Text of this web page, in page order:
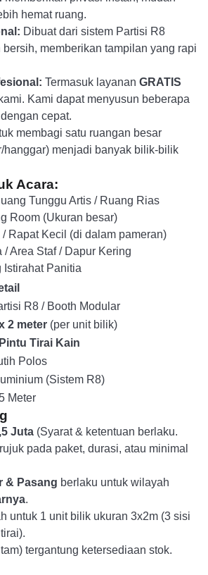
hemat ruang.
Dibuat dari sistem Partisi R8
memberikan tampilan yang rapi
Termasuk layanan GRATIS
Kami dapat menyusun beberapa
cepat.
membagi satu ruangan besar
hanggar) menjadi banyak bilik-bilik
Acara:
Tunggu Artis / Ruang Rias
Room (Ukuran besar)
Rapat Kecil (di dalam pameran)
Area Staf / Dapur Kering
Istirahat Panitia
R8 / Booth Modular
2 meter (per unit bilik)
Tirai Kain
Polos
(Sistem R8)
Meter
Juta (Syarat & ketentuan berlaku.
pada paket, durasi, atau minimal
& Pasang berlaku untuk wilayah
.
untuk 1 unit bilik ukuran 3x2m (3 sisi
tergantung ketersediaan stok.